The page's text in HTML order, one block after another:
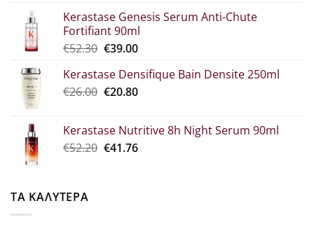
€7.00
through
€10.90
Kerastase Genesis Serum Anti-Chute
Fortifiant 90ml
€52.30 Original
was:
€52.30.
€39.00Η
τιμή
είναι:
Kerastase Densifique Bain Densite 250ml
€26.00 Original
€26.00.
€20.80Η
είναι:
€20.80.
Kerastase Nutritive 8h Night Serum 90ml
€52.20 Original
€41.76Η
ΤΑ ΚΑΛΥΤΕΡΑ